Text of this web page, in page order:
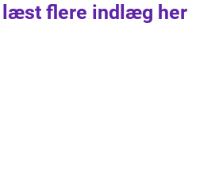
læst flere indlæg her